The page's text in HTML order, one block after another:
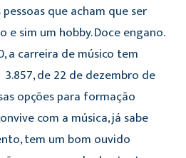
que acham que ser
e sim um hobby. Doce engano.
a carreira de músico tem
de 22 de dezembro de
opções para formação
com a música, já sabe
tem um bom ouvido